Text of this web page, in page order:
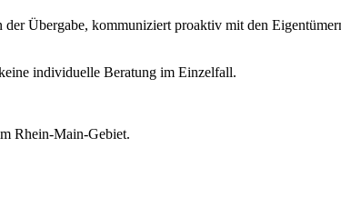
Übergabe, kommuniziert proaktiv mit den
individuelle Beratung im Einzelfall.
Rhein-Main-Gebiet.